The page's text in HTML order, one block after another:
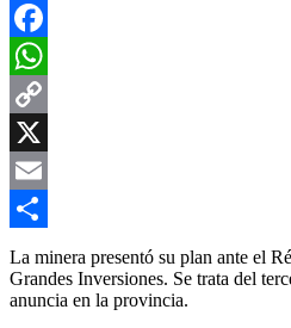
Facebook
WhatsApp
Copy
Link
X
Email
Compartir
La minera presentó su plan ante el
Grandes Inversiones. Se trata del
anuncia en la provincia.